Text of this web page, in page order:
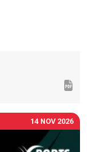
14 NOV 2026